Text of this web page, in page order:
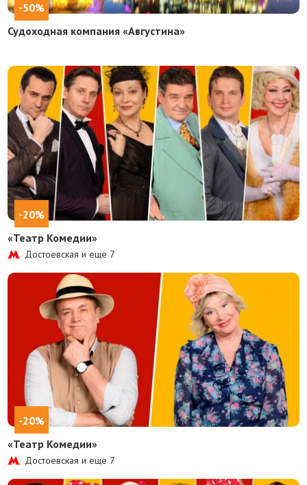
-50%
Судоходная компания «Августина»
-20%
«Театр Комедии»
Достоевская и еще 7
-20%
«Театр Комедии»
Достоевская и еще 7